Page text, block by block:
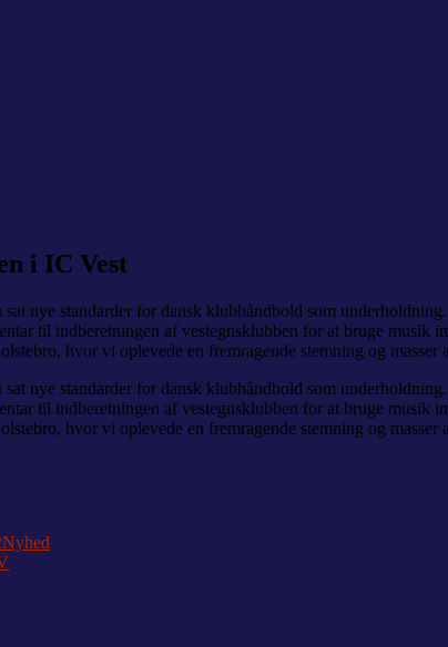
i IC Vest
nye standarder for dansk klubhåndbold som
til indberetningen af vestegnsklubben for at bruge musik
hvor vi oplevede en fremragende stemning og
nye standarder for dansk klubhåndbold som
til indberetningen af vestegnsklubben for at bruge musik
hvor vi oplevede en fremragende stemning og
Nyhed